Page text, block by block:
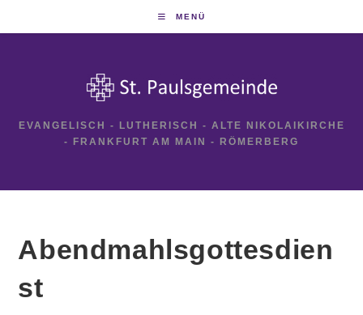
MENÜ
EVANGELISCH - LUTHERISCH - ALTE NIKOLAIKIRCHE
- FRANKFURT AM MAIN - RÖMERBERG
Abendmahlsgottesdien
st